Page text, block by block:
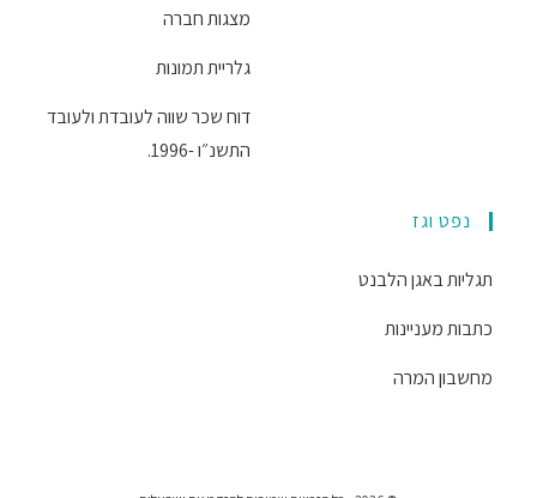
מצגות חברה
גלריית תמונות
דוח שכר שווה לעובדת ולעובד
התשנ״ו -1996.
נפט וגז
תגליות באגן הלבנט
כתבות מעניינות
מחשבון המרה